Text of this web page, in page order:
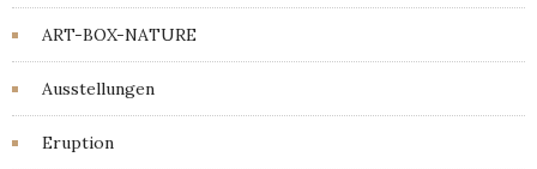
ART-BOX-NATURE
Ausstellungen
Eruption